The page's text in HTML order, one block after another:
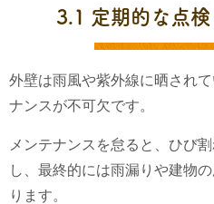
3.1 定期的な点
外壁は雨風や紫外線に晒され
ナンスが不可欠です。
メンテナンスを怠ると、ひび
し、最終的には雨漏りや建物
ります。